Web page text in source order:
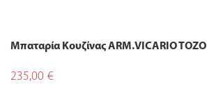
Μπαταρία Κουζίνας ARM.VICARIO
235,00 €